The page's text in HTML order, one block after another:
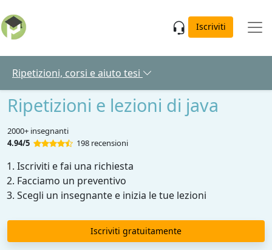
Iscriviti
Ripetizioni, corsi e aiuto tesi
Ripetizioni e lezioni di java
2000+ insegnanti
4.94/5
198 recensioni
Iscriviti e fai una richiesta
Facciamo un preventivo
Scegli un insegnante e inizia le tue lezioni
Iscriviti gratuitamente